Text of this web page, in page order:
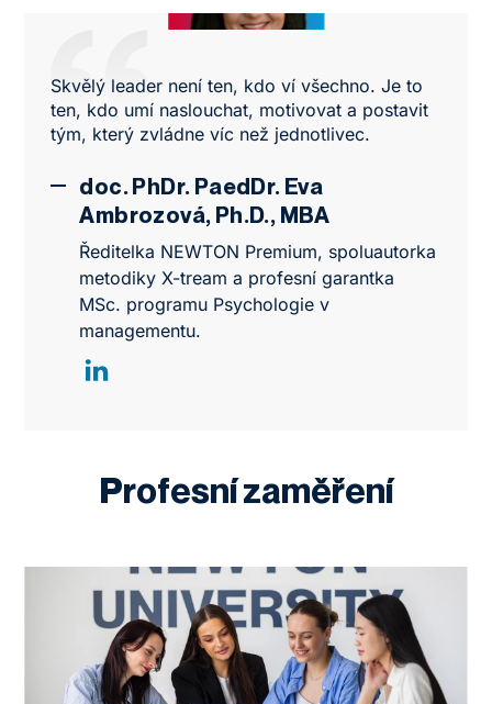
Skvělý leader není ten, kdo ví všechno. Je to
ten, kdo umí naslouchat, motivovat a postavit
tým, který zvládne víc než jednotlivec.
doc. PhDr. PaedDr. Eva
Ambrozová, Ph.D., MBA
Ředitelka NEWTON Premium, spoluautorka
metodiky X-tream a profesní garantka
MSc. programu Psychologie v
managementu.
Profesní zaměření